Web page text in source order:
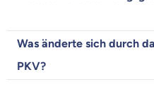
Was änderte sich durch
PKV?Krankenhaus